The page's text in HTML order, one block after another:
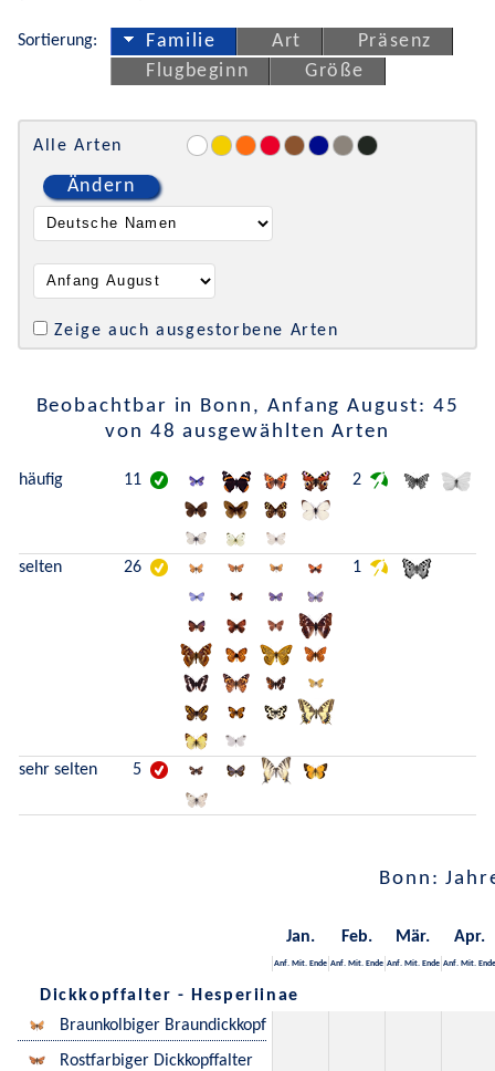
Sortierung: Familie Art
Präsenz
Flugbeginn
Größe
Alle Arten
Ändern
Zeige auch ausgestorbene Arten
Beobachtbar in Bonn, Anfang August: 45
von 48 ausgewählten Arten
häufig 11 2
selten 26 1
sehr selten 5
Bonn:
Jan. Feb. Mär. Apr.
Anf. Mit. Ende Anf. Mit. Ende Anf. Mit. Ende Anf. Mit. Ende
Dickkopffalter - Hesperiinae
Braunkolbiger Braundickkopf
Rostfarbiger Dickkopffalter